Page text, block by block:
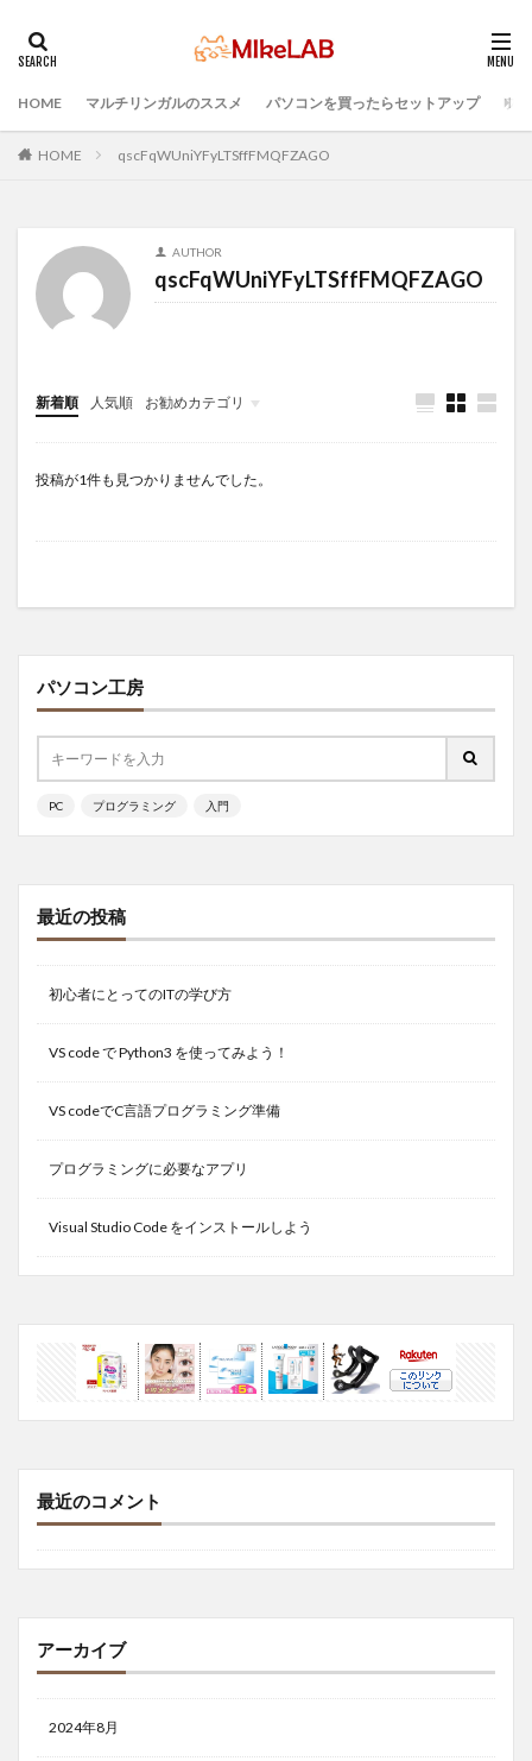
HOME マルチリンガルのススメ パソコンを買ったらセットアップ プ
HOME qscFqWUniYFyLTSffFMQFZAGO
AUTHOR
qscFqWUniYFyLTSffFMQFZAGO
新着順 人気順 お勧めカテゴリ
Infomation
投稿が1件も見つかりませんでした。
パソコン工房
PC プログラミング 入門
最近の投稿
初心者にとってのITの学び方
VS code で Python3 を使ってみよう！
VS codeでC言語プログラミング準備
プログラミングに必要なアプリ
Visual Studio Code をインストールしよう
最近のコメント
アーカイブ
2024年8月
タグ
PC選択 ウィルス対策
PC準備
どれがいい
選ぶ
マルチリンガル
プログラミング言語
ブラインドタッチ